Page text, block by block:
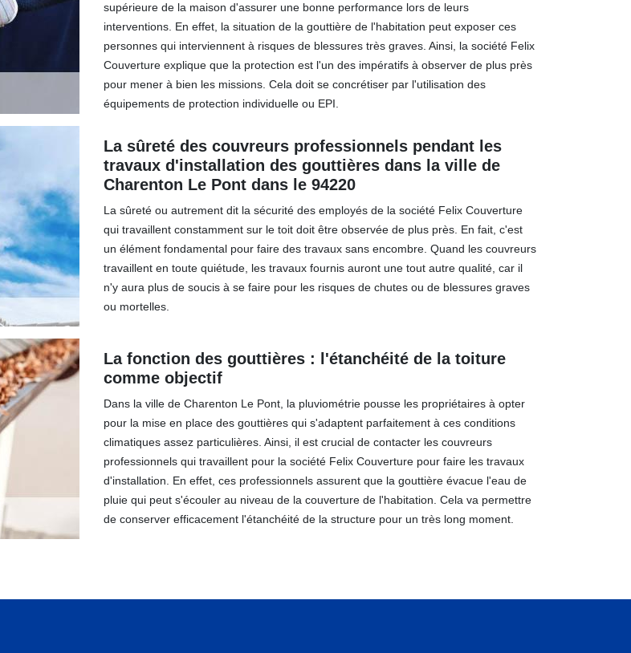
supérieure de la maison d'assurer une bonne performance lors de leurs
interventions. En effet, la situation de la gouttière de l'habitation peut exposer ces
personnes qui interviennent à risques de blessures très graves. Ainsi, la société Felix
Couverture explique que la protection est l'un des impératifs à observer de plus près
pour mener à bien les missions. Cela doit se concrétiser par l'utilisation des
équipements de protection individuelle ou EPI.
La sûreté des couvreurs professionnels pendant les
travaux d'installation des gouttières dans la ville de
Charenton Le Pont dans le 94220
La sûreté ou autrement dit la sécurité des employés de la société Felix Couverture
qui travaillent constamment sur le toit doit être observée de plus près. En fait, c'est
un élément fondamental pour faire des travaux sans encombre. Quand les couvreurs
travaillent en toute quiétude, les travaux fournis auront une tout autre qualité, car il
n'y aura plus de soucis à se faire pour les risques de chutes ou de blessures graves
ou mortelles.
La fonction des gouttières : l'étanchéité de la toiture
comme objectif
Dans la ville de Charenton Le Pont, la pluviométrie pousse les propriétaires à opter
pour la mise en place des gouttières qui s'adaptent parfaitement à ces conditions
climatiques assez particulières. Ainsi, il est crucial de contacter les couvreurs
professionnels qui travaillent pour la société Felix Couverture pour faire les travaux
d'installation. En effet, ces professionnels assurent que la gouttière évacue l'eau de
pluie qui peut s'écouler au niveau de la couverture de l'habitation. Cela va permettre
de conserver efficacement l'étanchéité de la structure pour un très long moment.